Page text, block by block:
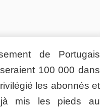
de Portugais
100 000 dans
les abonnés et
mis les pieds au